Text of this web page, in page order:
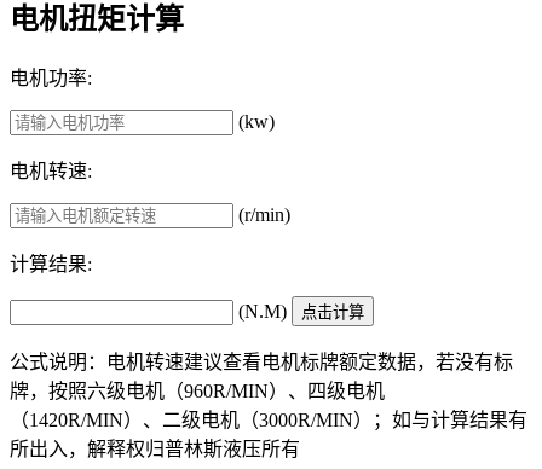
电机扭矩计算
电机功率:
(kw)
电机转速:
(r/min)
计算结果:
(N.M)
公式说明：电机转速建议查看电机标牌额定数据，若没有标
牌，按照六级电机（960R/MIN）、四级电机
（1420R/MIN）、二级电机（3000R/MIN）；如与计算结果有
所出入，解释权归普林斯液压所有